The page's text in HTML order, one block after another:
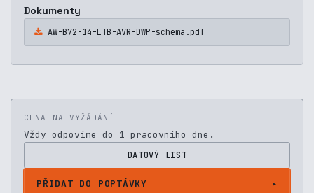
Dokumenty
AW-B72-14-LTB-AVR-DWP-schema.pdf
CENA NA VYŽÁDÁNÍ
Vždy odpovíme do 1 pracovního dne.
DATOVÝ LIST
PŘIDAT DO POPTÁVKY